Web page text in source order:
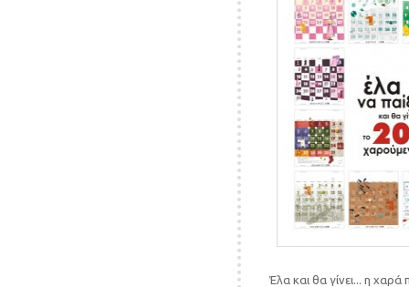
Έλα και θα γίνει... η χαρά